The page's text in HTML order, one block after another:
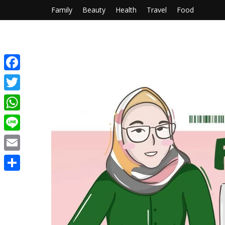
Family Beauty Health Travel Food
Facebook
Twitter
WhatsApp
Line
Email